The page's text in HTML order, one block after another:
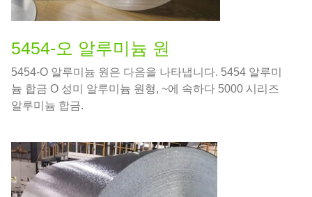
5454-오 알루미늄 원
5454-O 알루미늄 원은 다음을 나타냅니다. 5454 알루미
늄 합금 O 성미 알루미늄 원형, ~에 속하다 5000 시리즈
알루미늄 합금.